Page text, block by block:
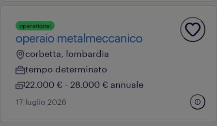
operational
operaio metalmeccanico
corbetta, lombardia
tempo determinato
22.000 € - 28.000 € annuale
17 luglio 2026